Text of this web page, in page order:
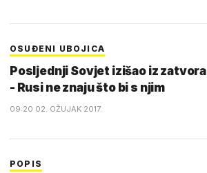
OSUĐENI UBOJICA
Posljednji Sovjet izišao iz zatvora
- Rusi ne znaju što bi s njim
09:20 02. OŽUJAK 2017.
POPIS